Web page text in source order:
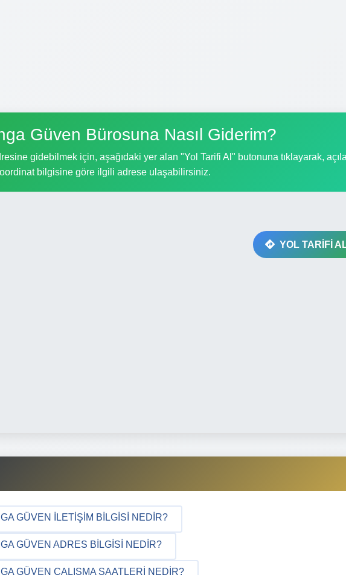
Güven Bürosuna Nasıl Giderim?
gidebilmek için, aşağıdaki yer alan "Yol Tarifi Al" butonuna tıklayarak,
bilgisine göre ilgili adrese ulaşabilirsiniz.
YOL TARİFİ
GÜVEN İLETIŞIM BILGISI NEDIR?
GÜVEN ADRES BILGISI NEDIR?
GÜVEN ÇALIŞMA SAATLERI NEDIR?